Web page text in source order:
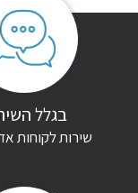
אין עדיין חוות דעת.
היה הראשון לכתוב סקירה
האימייל לא יוצג באתר.
בגלל
שירות לקוחות